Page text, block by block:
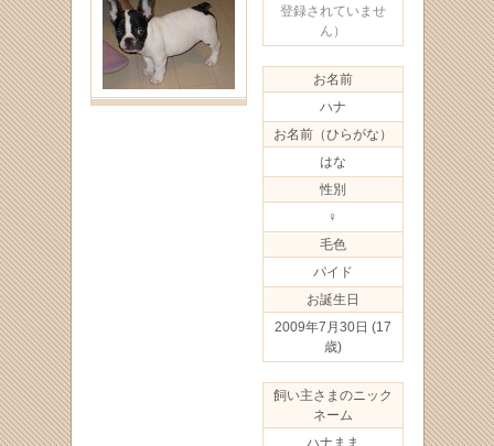
登録されていませ
ん）
お名前
ハナ
お名前（ひらがな）
はな
性別
♀
毛色
パイド
お誕生日
2009年7月30日 (17
歳)
飼い主さまのニック
ネーム
ハナまま